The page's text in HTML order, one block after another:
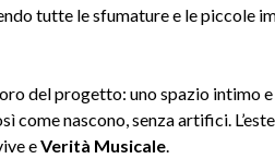
tutte le sfumature e le piccole
del progetto: uno spazio intimo
nascono, senza artifici.
eVerità Musicale.